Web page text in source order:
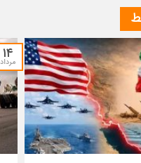
۱۴
مرداد